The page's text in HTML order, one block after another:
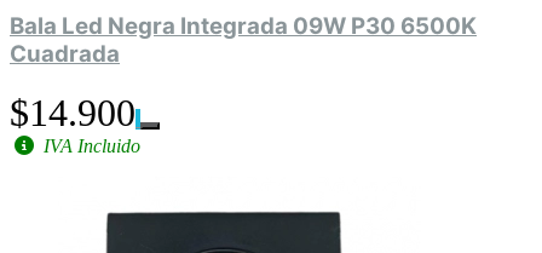
Bala Led Negra Integrada 09W P30 6500K
Cuadrada
$14.900
IVA Incluido